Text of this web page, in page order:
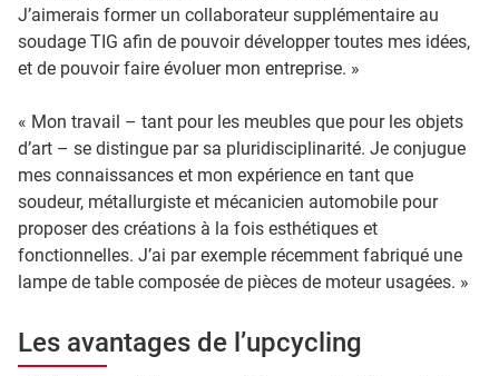
J’aimerais former un collaborateur supplémentaire au
soudage TIG afin de pouvoir développer toutes mes idées,
et de pouvoir faire évoluer mon entreprise. »
« Mon travail – tant pour les meubles que pour les objets
d’art – se distingue par sa pluridisciplinarité. Je conjugue
mes connaissances et mon expérience en tant que
soudeur, métallurgiste et mécanicien automobile pour
proposer des créations à la fois esthétiques et
fonctionnelles. J’ai par exemple récemment fabriqué une
lampe de table composée de pièces de moteur usagées. »
Les avantages de l’upcycling